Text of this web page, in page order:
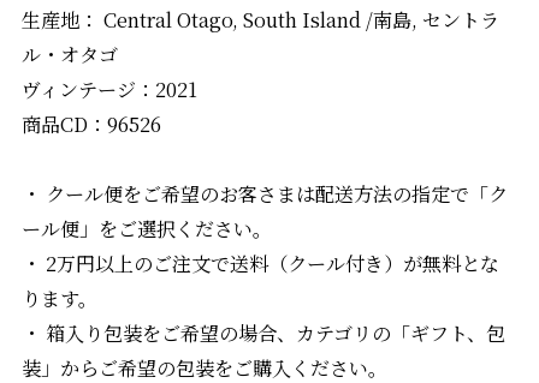
生産地： Central Otago, South Island /南島, セントラ
ル・オタゴ
ヴィンテージ：2021
商品CD：96526
・ クール便をご希望のお客さまは配送方法の指定で「ク
ール便」をご選択ください。
・ 2万円以上のご注文で送料（クール付き）が無料とな
ります。
・ 箱入り包装をご希望の場合、カテゴリの「ギフト、包
装」からご希望の包装をご購入ください。